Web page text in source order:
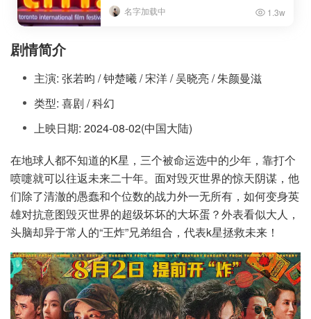
名字加载中 1.3w
剧情简介
主演: 张若昀 / 钟楚曦 / 宋洋 / 吴晓亮 / 朱颜曼滋
类型: 喜剧 / 科幻
上映日期: 2024-08-02(中国大陆)
在地球人都不知道的K星，三个被命运选中的少年，靠打个
喷嚏就可以往返未来二十年。面对毁灭世界的惊天阴谋，他
们除了清澈的愚蠢和个位数的战力外一无所有，如何变身英
雄对抗意图毁灭世界的超级坏坏的大坏蛋？外表看似大人，
头脑却异于常人的“王炸”兄弟组合，代表k星拯救未来！